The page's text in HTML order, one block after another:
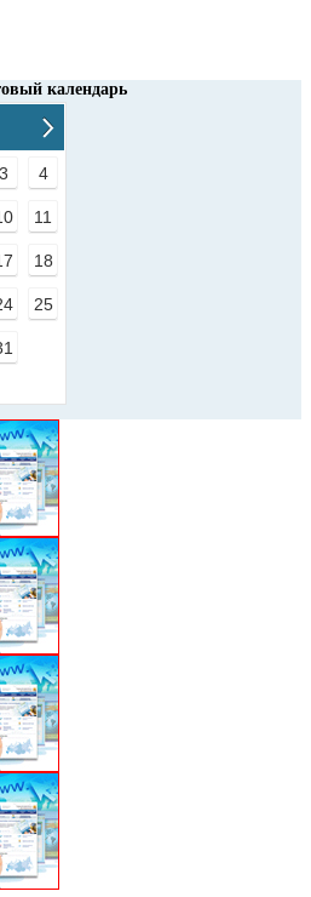
календарь
3 4
11
18
25